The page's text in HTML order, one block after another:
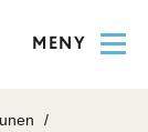
MENY